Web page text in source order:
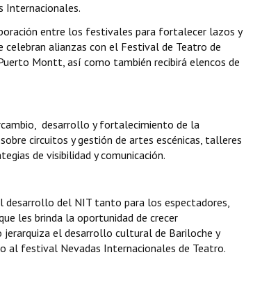
Internacionales.
entre los festivales para fortalecer lazos y
celebran alianzas con el Festival de Teatro de
Montt, así como también recibirá elencos de
desarrollo y fortalecimiento de la
circuitos y gestión de artes escénicas, talleres
de visibilidad y comunicación.
del NIT tanto para los espectadores,
les brinda la oportunidad de crecer
jerarquiza el desarrollo cultural de Bariloche y
al festival Nevadas Internacionales de Teatro.